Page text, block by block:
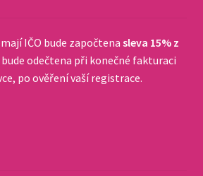
IČO bude započtena sleva 15% z
bude odečtena při konečné fakturaci
po ověření vaší registrace.